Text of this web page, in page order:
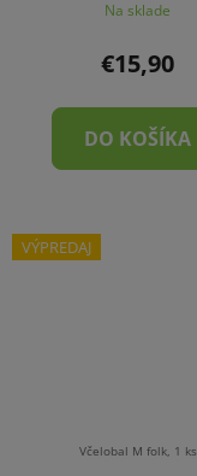
Na sklade
€15,90
DO KOŠÍKA
VÝPREDAJ
Včelobal M folk, 1 ks